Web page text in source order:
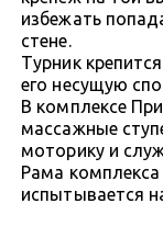
избежать
стене.
Турник
его несущую
В комплексе
массажные
моторику и
Рама
испытывается